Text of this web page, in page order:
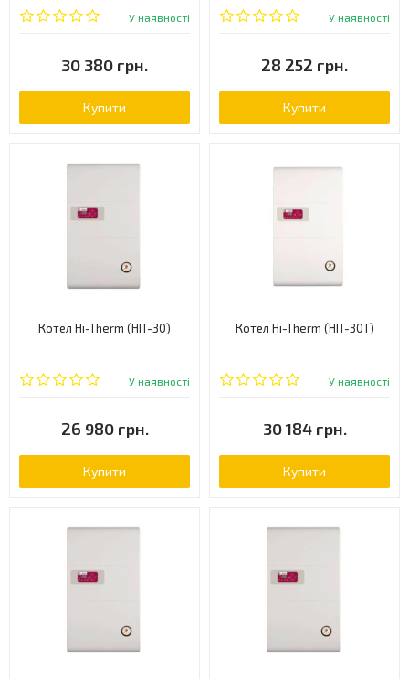
У наявності
30 380 грн.
Купити
У наявності
28 252 грн.
Купити
Котел Hi-Therm (HIT-30)
У наявності
26 980 грн.
Купити
Котел Hi-Therm (HIT-30T)
У наявності
30 184 грн.
Купити